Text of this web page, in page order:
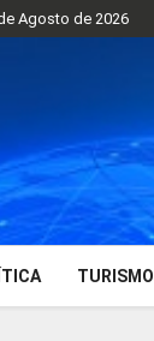
Agosto de 2026
TURISMO